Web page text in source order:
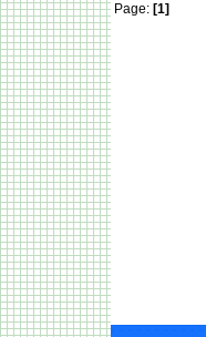
Page: [1]